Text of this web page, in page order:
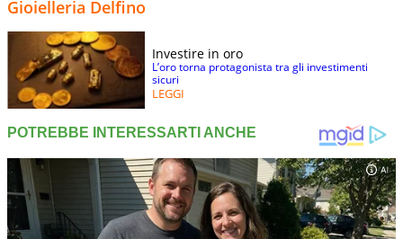
Gioielleria Delfino
Investire in oro
L’oro torna protagonista tra gli investimenti
sicuri
LEGGI